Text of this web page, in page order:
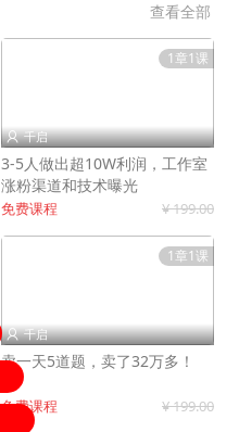
查看全部
1章1课
 千启
3-5人做出超10W利润，工作室
涨粉渠道和技术曝光
免费课程 ¥ 199.00
1章1课
 千启
卖一天5道题，卖了32万多！
免费课程 ¥ 199.00